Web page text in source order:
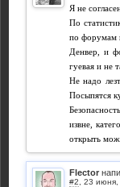
Я не
По
по форумам
Денвер, и
гуевая и не
Не надо
Посыпятся
извне,
открыть
Flector
#2